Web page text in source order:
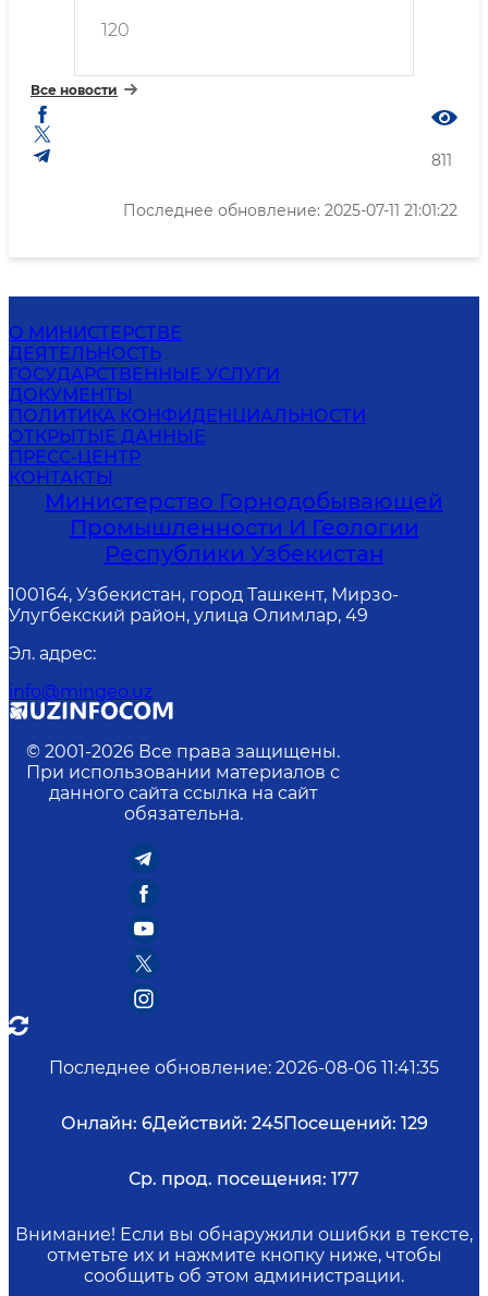
120
Все новости
811
Последнее обновление: 2025-07-11 21:01:22
О МИНИСТЕРСТВЕ
ДЕЯТЕЛЬНОСТЬ
ГОСУДАРСТВЕННЫЕ УСЛУГИ
ДОКУМЕНТЫ
ПОЛИТИКА КОНФИДЕНЦИАЛЬНОСТИ
ОТКРЫТЫЕ ДАННЫЕ
ПРЕСС-ЦЕНТР
КОНТАКТЫ
Министерство Горнодобывающей
Промышленности И Геологии
Республики Узбекистан
100164, Узбекистан, город Ташкент, Мирзо-
Улугбекский район, улица Олимлар, 49
Эл. адрес:
info@mingeo.uz
© 2001-2026 Все права защищены.
При использовании материалов с
данного сайта ссылка на сайт
обязательна.
Последнее обновление: 2026-08-06 11:41:35
Онлайн: 6Действий: 245Посещений: 129
Ср. прод. посещения: 177
Внимание! Если вы обнаружили ошибки в тексте,
отметьте их и нажмите кнопку ниже, чтобы
сообщить об этом администрации.